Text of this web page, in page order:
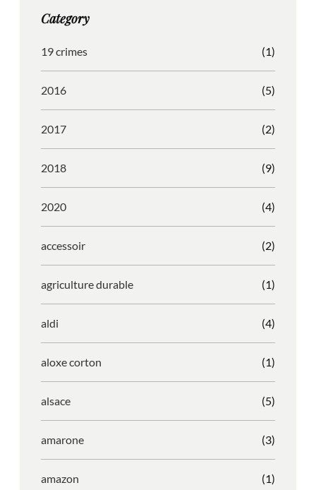
r
m
o
Category
19 crimes (1)
2016 (5)
2017 (2)
2018 (9)
2020 (4)
accessoir (2)
agriculture durable (1)
aldi (4)
aloxe corton (1)
alsace (5)
amarone (3)
amazon (1)